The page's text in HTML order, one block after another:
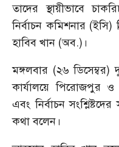
তাদের স্থায়ীভাবে
নির্বাচন কমিশনার
হাবিব খান (অব.)।
মঙ্গলবার (২৬
কার্যালয়ে পিরোজপুর ও
এবং নির্বাচন
কথা বলেন।